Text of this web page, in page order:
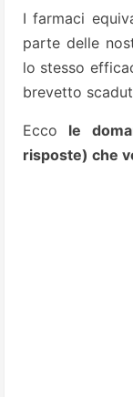
I farmaci
parte delle
lo stesso
brevetto
Ecco le
risposte) che